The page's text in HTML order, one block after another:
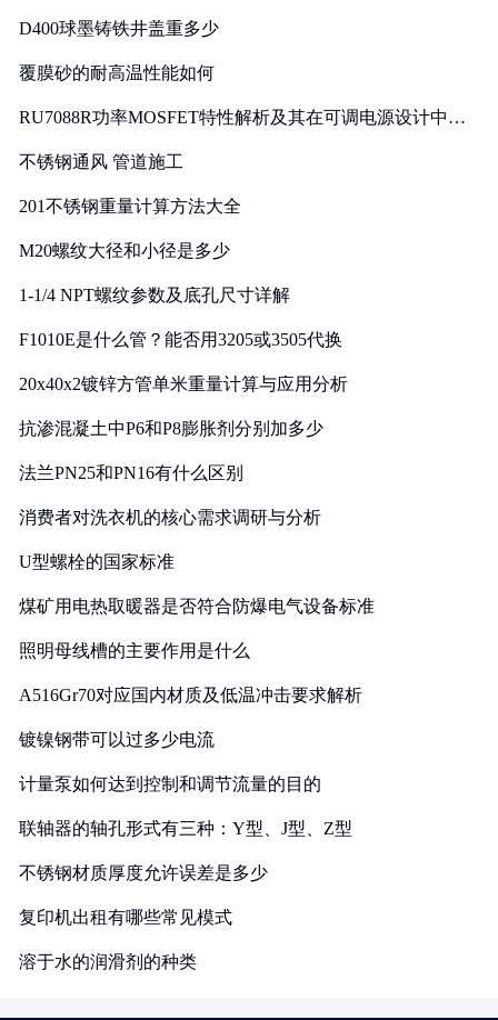
D400球墨铸铁井盖重多少
覆膜砂的耐高温性能如何
RU7088R功率MOSFET特性解析及其在可调电源设计中的
不锈钢通风 管道施工
201不锈钢重量计算方法大全
M20螺纹大径和小径是多少
1-1/4 NPT螺纹参数及底孔尺寸详解
F1010E是什么管？能否用3205或3505代换
20x40x2镀锌方管单米重量计算与应用分析
抗渗混凝土中P6和P8膨胀剂分别加多少
法兰PN25和PN16有什么区别
消费者对洗衣机的核心需求调研与分析
U型螺栓的国家标准
煤矿用电热取暖器是否符合防爆电气设备标准
照明母线槽的主要作用是什么
A516Gr70对应国内材质及低温冲击要求解析
镀镍钢带可以过多少电流
计量泵如何达到控制和调节流量的目的
联轴器的轴孔形式有三种：Y型、J型、Z型
不锈钢材质厚度允许误差是多少
复印机出租有哪些常见模式
溶于水的润滑剂的种类